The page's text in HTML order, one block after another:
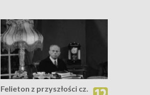
Felieton z przyszłości cz.